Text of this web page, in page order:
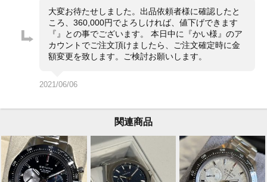
大変お待たせしました。出品依頼者様に確認したと
ころ、360,000円でよろしければ、値下げできます
『』との事でございます。 本日中に『かい様』のア
カウントでご注文頂けましたら、ご注文確定時に金
額変更を致します。ご検討お願いします。
2021/06/06
関連商品